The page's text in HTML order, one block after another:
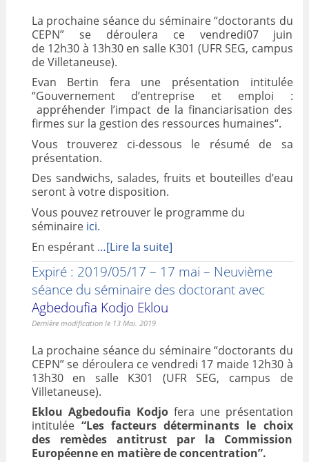
La prochaine séance du séminaire “doctorants du
CEPN” se déroulera ce vendredi07 juin
de 12h30 à 13h30 en salle K301 (UFR SEG, campus
de Villetaneuse).
Evan Bertin fera une présentation intitulée
“Gouvernement d’entreprise et emploi :
appréhender l’impact de la financiarisation des
firmes sur la gestion des ressources humaines“.
Vous trouverez ci-dessous le résumé de sa
présentation.
Des sandwichs, salades, fruits et bouteilles d’eau
seront à votre disposition.
Vous pouvez retrouver le programme du
séminaire ici.
En espérant …[Lire la suite]
Expiré : 2019/05/17 – 17 mai – Neuvième
séance du séminaire des doctorant avec
Agbedoufia Kodjo Eklou
Dernière modification le 13 Mai. 2019
La prochaine séance du séminaire “doctorants du
CEPN” se déroulera ce vendredi 17 maide 12h30 à
13h30 en salle K301 (UFR SEG, campus de
Villetaneuse).
Eklou Agbedoufia Kodjofera une présentation
intitulée “Les facteurs déterminants le choix
des remèdes antitrust par la Commission
Européenne en matière de concentration”.